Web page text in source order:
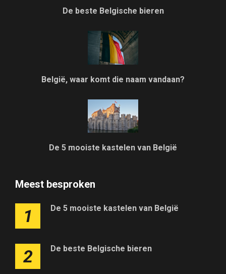
De beste Belgische bieren
België, waar komt die naam vandaan?
De 5 mooiste kastelen van België
Meest besproken
1 De 5 mooiste kastelen van België
2 De beste Belgische bieren